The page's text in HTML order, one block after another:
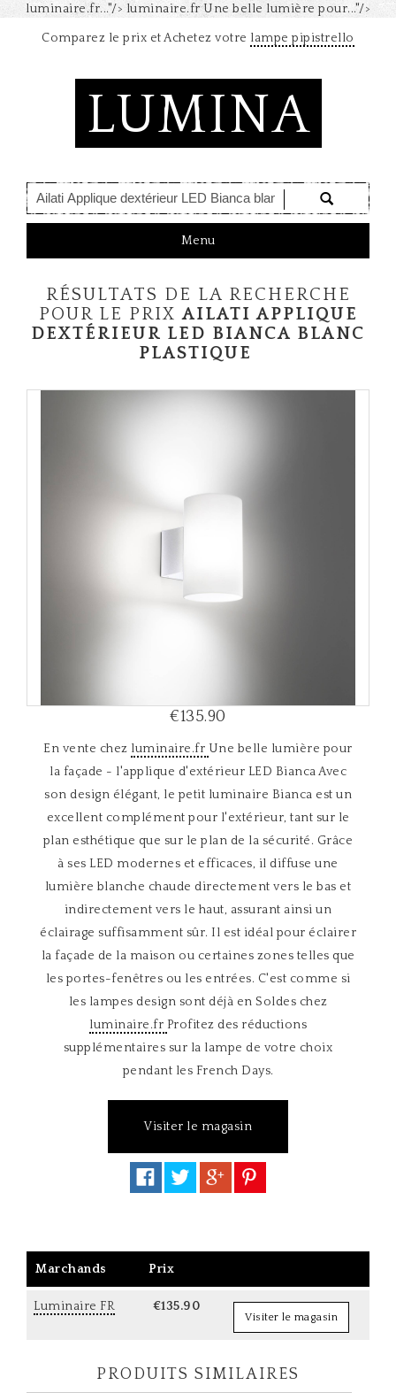
luminaire.fr..."/> luminaire.fr Une belle lumière pour..."/>
Comparez le prix et Achetez votre lampe pipistrello
LUMINA
T
o
g
e
n
Menu
RÉSULTATS DE LA RECHERCHE
POUR LE PRIXAILATI APPLIQUE
DEXTÉRIEUR LED BIANCA BLANC
PLASTIQUE
€135.90
En vente chez luminaire.fr Une belle lumière pour
la façade - l'applique d'extérieur LED Bianca Avec
son design élégant, le petit luminaire Bianca est un
excellent complément pour l'extérieur, tant sur le
plan esthétique que sur le plan de la sécurité. Grâce
à ses LED modernes et efficaces, il diffuse une
lumière blanche chaude directement vers le bas et
indirectement vers le haut, assurant ainsi un
éclairage suffisamment sûr. Il est idéal pour éclairer
la façade de la maison ou certaines zones telles que
les portes-fenêtres ou les entrées. C'est comme si
les lampes design sont déjà en Soldes chez
luminaire.fr Profitez des réductions
supplémentaires sur la lampe de votre choix
pendant les French Days.
Visiter le magasin
Marchands Prix
Luminaire FR €135.90
Visiter le magasin
PRODUITS SIMILAIRES